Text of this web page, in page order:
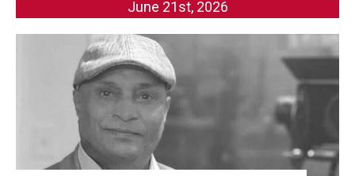
June 21st, 2026